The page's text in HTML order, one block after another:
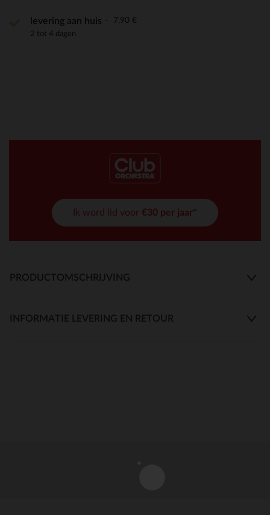
levering aan huis 7,90 €
2 tot 4 dagen
Ik word lid voor €30 per jaar*
PRODUCTOMSCHRIJVING
INFORMATIE LEVERING EN RETOUR